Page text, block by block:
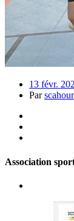
13 févr.
Parscahour
Association